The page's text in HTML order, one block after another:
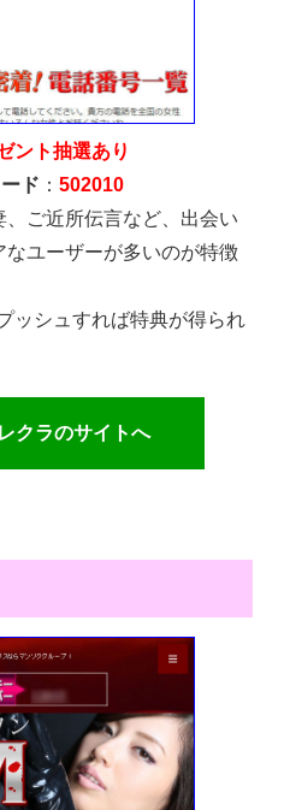
ント抽選あり
ド ： 502010
ご近所伝言など、出会い
なユーザーが多いのが特徴
ッシュすれば特典が得られ
クラのサイトへ